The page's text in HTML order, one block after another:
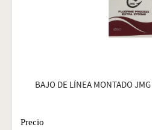
BAJO DE LÍNEA MONTADO
Precio